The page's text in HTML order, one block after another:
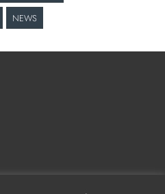
NEWS